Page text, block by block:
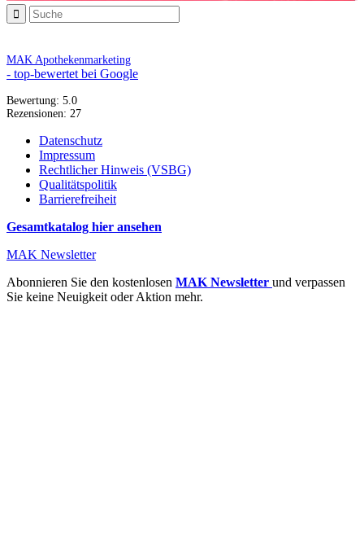
MAK Apothekenmarketing
- top-bewertet bei Google
Bewertung: 5.0
Rezensionen: 27
Datenschutz
Impressum
Rechtlicher Hinweis (VSBG)
Qualitätspolitik
Barrierefreiheit
Gesamtkatalog hier ansehen
MAK Newsletter
Abonnieren Sie den kostenlosen MAK Newsletter und verpassen
Sie keine Neuigkeit oder Aktion mehr.